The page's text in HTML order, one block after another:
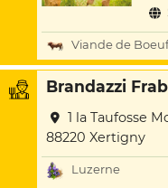
Viande de Boeuf
Brandazzi
1 la Taufosse
88220 Xertigny
Luzerne